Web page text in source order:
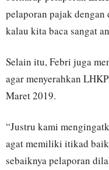
pelaporan pajak dengan
kalau kita baca sangat
Selain itu, Febri juga
agar menyerahkan
Maret 2019.
“Justru kami
agat memiliki itikad
sebaiknya pelaporan